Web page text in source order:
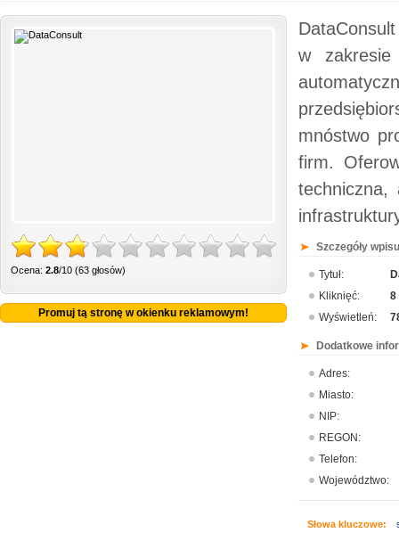
Ocena: 2.8/10 (63 głosów)
Promuj tą stronę w okienku reklamowym!
w zakresie
mnóstwo
firm.
Szczegóły
Tytuł:
Kliknięć:
8
Wyświetleń:
Dodatkowe
Adres:
Miasto:
NIP:
REGON:
Telefon:
Województwo:
Słowa kluczowe: